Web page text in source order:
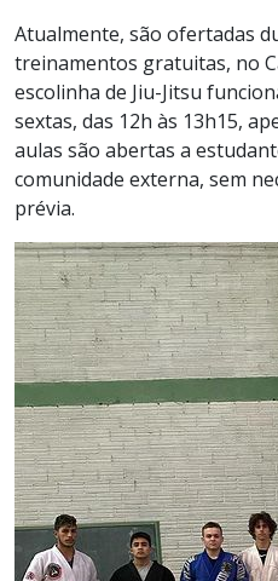
Atualmente, são ofertadas
treinamentos gratuitas, no
escolinha de Jiu-Jitsu
sextas, das 12h às 13h15,
aulas são abertas a
comunidade externa, sem
prévia.